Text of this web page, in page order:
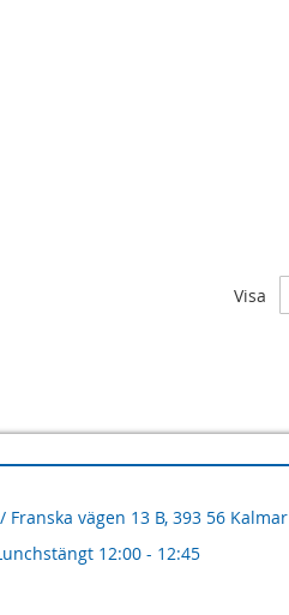
Visa
Franska vägen 13 B, 393 56 Kalmar
12:00 - 12:45